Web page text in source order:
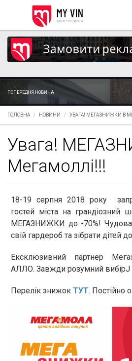
ПОПЕРЕДНЯ НОВИНА
ГОЛОВНА НОВИНИ УВАГА! МЕГАЗНИЖКИ В
Увага!
Мегамоллі!!!
18-19 серпня 2018 року
гостей міста на грандіозний
МЕГАЗНИЖКИ до -70%! Чудова
свій гардероб та зібрати дітей
Ексклюзивний партнер
АЛЛО. Завжди розумний вибірJ
Перелік знижок ТУТ. Постійно